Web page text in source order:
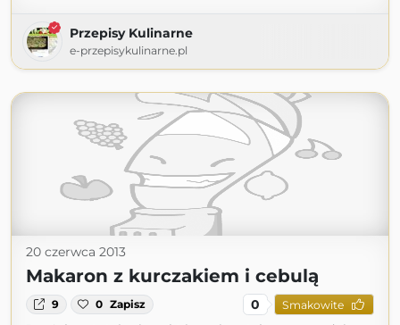
Przepisy Kulinarne
e-przepisykulinarne.pl
20 czerwca 2013
Makaron z kurczakiem i cebulą
9 0 Zapisz 0 Smakowite